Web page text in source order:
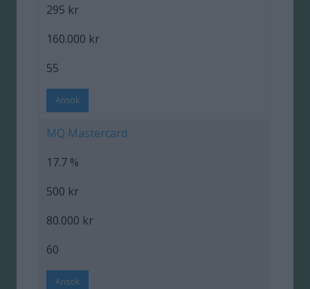
295 kr
160.000 kr
55
Ansök
MQ Mastercard
17.7 %
500 kr
80.000 kr
60
Ansök